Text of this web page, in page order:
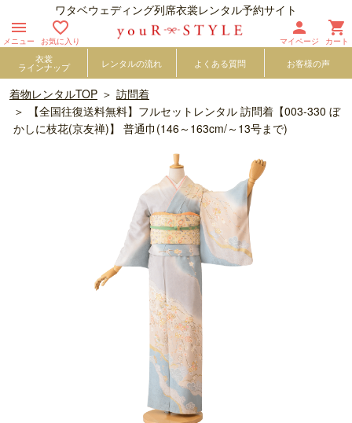
ワタベウェディング列席衣裳レンタル予約サイト

メニュー

お気に入り

マイページ

カート
衣裳
ラインナップ レンタルの流れ よくある質問 お客様の声
着物レンタルTOP
訪問着
【全国往復送料無料】フルセットレンタル 訪問着【003-330 ぼ
かしに枝花(京友禅)】 普通巾(146～163cm/～13号まで)